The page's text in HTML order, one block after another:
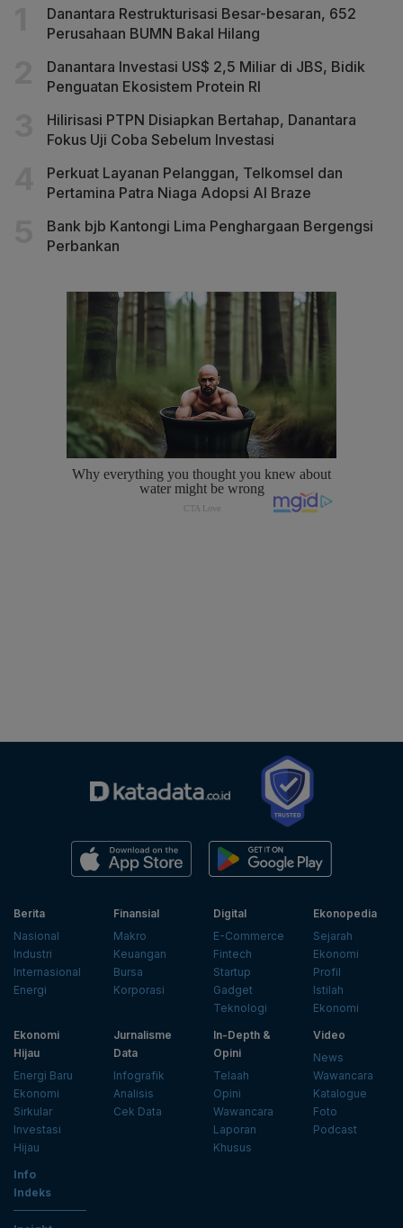
Danantara Restrukturisasi Besar-besaran, 652
Perusahaan BUMN Bakal Hilang
Danantara Investasi US$ 2,5 Miliar di JBS, Bidik
Penguatan Ekosistem Protein RI
Hilirisasi PTPN Disiapkan Bertahap, Danantara
Fokus Uji Coba Sebelum Investasi
Perkuat Layanan Pelanggan, Telkomsel dan
Pertamina Patra Niaga Adopsi AI Braze
Bank bjb Kantongi Lima Penghargaan Bergengsi
Perbankan
Berita
Nasional
Industri
Internasional
Energi
Finansial
Makro
Keuangan
Bursa
Korporasi
Digital
E-Commerce
Fintech
Startup
Gadget
Teknologi
Ekonopedia
Sejarah
Ekonomi
Profil
Istilah
Ekonomi
Ekonomi
Hijau
Energi Baru
Ekonomi
Sirkular
Investasi
Hijau
Jurnalisme
Data
Infografik
Analisis
Cek Data
In-Depth &
Opini
Telaah
Opini
Wawancara
Laporan
Khusus
Video
News
Wawancara
Katalogue
Foto
Podcast
Info
Indeks